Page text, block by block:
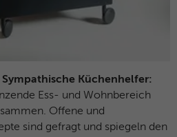
Küchenhelfer:
Ess- und Wohnbereich
Offene und
sind gefragt und spiegeln den
über mehrere
hinweg zu verknüpfen.
Clarity